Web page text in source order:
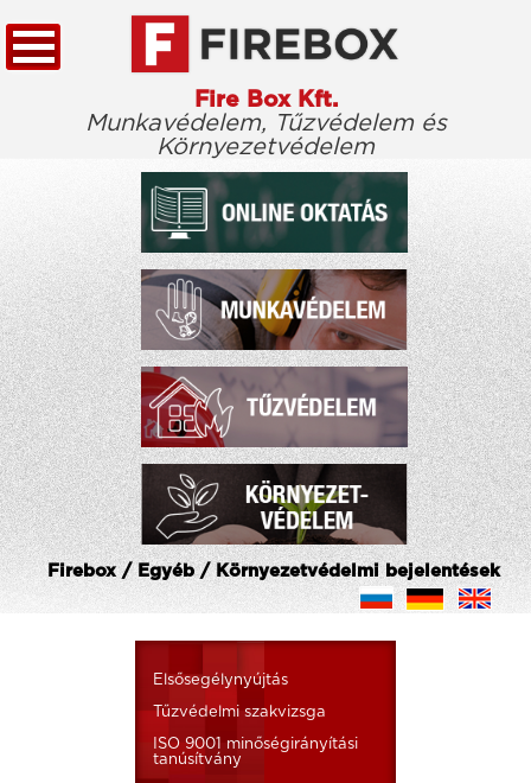
Fire Box Kft.
Munkavédelem, Tűzvédelem és
Környezetvédelem
KEZDŐLAP
TÖRVÉNYTÁR
CÉGÜNKRŐL
KIEMELT ÜGYFELEINK
ELÉRHETŐSÉG
Firebox / Egyéb / Környezetvédelmi bejelentések
Elsősegélynyújtás
Tűzvédelmi szakvizsga
ISO 9001 minőségirányítási
tanúsítvány